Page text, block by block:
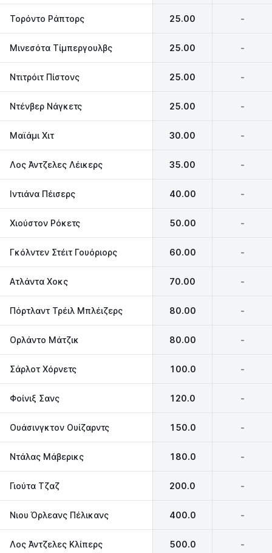
Τορόντο Ράπτορς 25.00 -
Μινεσότα Τίμπεργουλβς 25.00 -
Ντιτρόιτ Πίστονς 25.00 -
Ντένβερ Νάγκετς 25.00 -
Μαϊάμι Χιτ‎ 30.00 -
Λος Άντζελες Λέικερς‎ 35.00 -
Ιντιάνα Πέισερς‎ 40.00 -
Χιούστον Ρόκετς 50.00 -
Γκόλντεν Στέιτ Γουόριορς 60.00 -
Ατλάντα Χοκς 70.00 -
Πόρτλαντ Τρέιλ Μπλέιζερς 80.00 -
Ορλάντο Μάτζικ 80.00 -
Σάρλοτ Χόρνετς 100.0 -
Φοίνιξ Σανς 120.0 -
Ουάσινγκτον Ουίζαρντς‎ 150.0 -
Ντάλας Μάβερικς 180.0 -
Γιούτα Τζαζ 200.0 -
Νιου Όρλεανς Πέλικανς 400.0 -
Λος Άντζελες Κλίπερς 500.0 -